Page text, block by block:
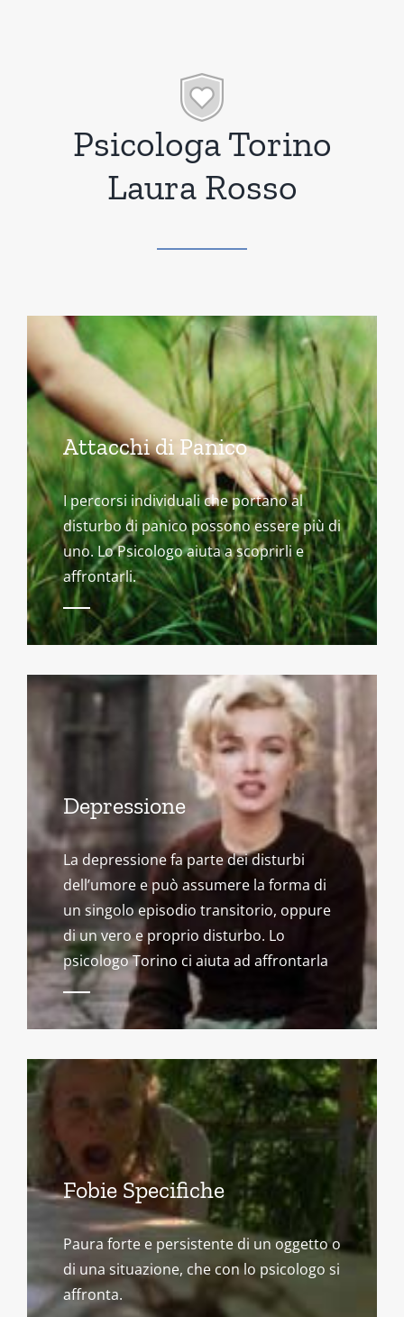
Psicologa Torino
Laura Rosso
Attacchi di Panico
I percorsi individuali che portano al
disturbo di panico possono essere più di
uno. Lo Psicologo aiuta a scoprirli e
affrontarli.
Depressione
La depressione fa parte dei disturbi
dell’umore e può assumere la forma di
un singolo episodio transitorio, oppure
di un vero e proprio disturbo. Lo
psicologo Torino ci aiuta ad affrontarla
Fobie Specifiche
Paura forte e persistente di un oggetto o
di una situazione, che con lo psicologo si
affronta.